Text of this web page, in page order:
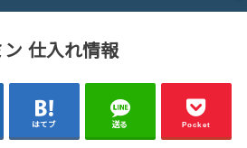
仕入れ情報
はてブ 送る Pocket